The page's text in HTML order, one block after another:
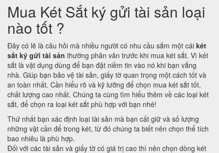
Mua Két Sắt ký gửi tài sản loại
nào tốt ?
Đây có lẽ là câu hỏi mà nhiều người có nhu cầu sắm một cái két
sắt ký gửi tài sản thường phân vân trước khi mua két sắt. Vì két
sắt là vật dụng dùng để bạn đặt niềm tin vào nó khi bạn vắng
nhà. Giúp bạn bảo vệ tài sản, giấy tờ quan trọng một cách tốt và
an toàn nhất. Cần hiểu rõ và kỹ lưỡng để chọn mua két sắt tốt,
chất lượng cao nhất. Chúng ta cùng tìm hiểu thêm về các loại két
sắt, để chọn ra loại két sắt phù hợp với bạn nhé!
Thứ nhất bạn xác định loại tài sản mà bạn cất giữ và số lượng
những vật cần để trong két, từ đó chúng ta biết nên chọn thể tích
bao nhiêu là phù hợp.
Đối với các tài sản và giấy tờ có giá trị cao thì nên chọn dòng két